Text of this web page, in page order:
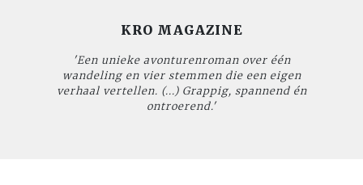
KRO MAGAZINE
'Een unieke avonturenroman over één
wandeling en vier stemmen die een eigen
verhaal vertellen. (...) Grappig, spannend én
ontroerend.'